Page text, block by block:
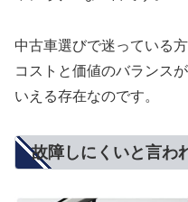
中古車選びで迷っている
コストと価値のバランス
いえる存在なのです。
故障しにくいと言わ